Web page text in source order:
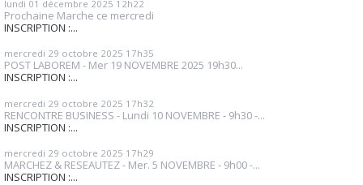
lundi 01 décembre 2025 12h22
Prochaine Marche ce mercredi
INSCRIPTION :...
mercredi 29 octobre 2025 17h35
POST LABOREM - Mer 19 NOVEMBRE 2025 19h30...
INSCRIPTION :...
mercredi 29 octobre 2025 17h32
RENCONTRE BUSINESS - Lundi 10 NOVEMBRE - 9h30 -...
INSCRIPTION :...
mercredi 29 octobre 2025 17h29
MARCHEZ & RESEAUTEZ - Mer. 5 NOVEMBRE - 9h00 -...
INSCRIPTION :...